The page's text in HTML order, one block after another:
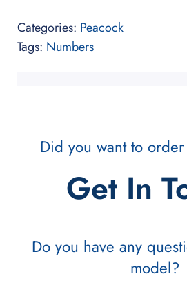
Categories: Peacock
Tags: Numbers
Did you want to
Get In
Do you have any
model?